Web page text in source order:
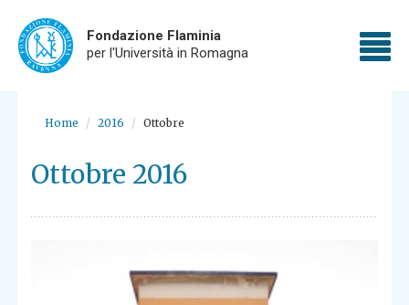
Fondazione Flaminia
per l'Università in Romagna
Home 2016 Ottobre
Ottobre 2016